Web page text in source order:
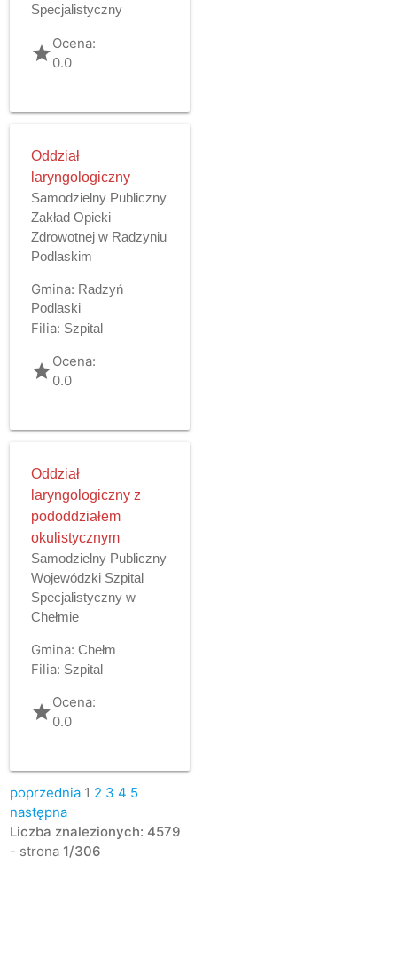
Specjalistyczny
gradeOcena:
0.0
Oddział
laryngologiczny
Samodzielny Publiczny
Zakład Opieki
Zdrowotnej w Radzyniu
Podlaskim
Gmina: Radzyń
Podlaski
Filia: Szpital
gradeOcena:
0.0
Oddział
laryngologiczny z
pododdziałem
okulistycznym
Samodzielny Publiczny
Wojewódzki Szpital
Specjalistyczny w
Chełmie
Gmina: Chełm
Filia: Szpital
gradeOcena:
0.0
poprzednia 1 2 3 4 5
następna
Liczba znalezionych: 4579
- strona 1/306